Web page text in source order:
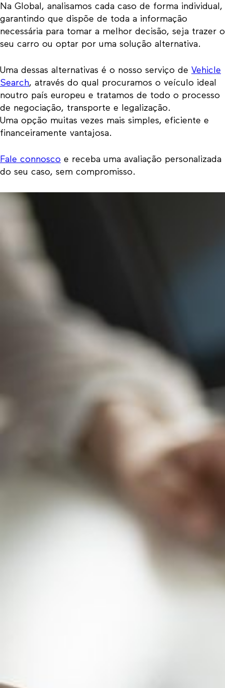
Na Global, analisamos cada caso de forma individual,
garantindo que dispõe de toda a informação
necessária para tomar a melhor decisão, seja trazer o
seu carro ou optar por uma solução alternativa.
Uma dessas alternativas é o nosso serviço de Vehicle
Search, através do qual procuramos o veículo ideal
noutro país europeu e tratamos de todo o processo
de negociação, transporte e legalização.
Uma opção muitas vezes mais simples, eficiente e
financeiramente vantajosa.
Fale connosco e receba uma avaliação personalizada
do seu caso, sem compromisso.